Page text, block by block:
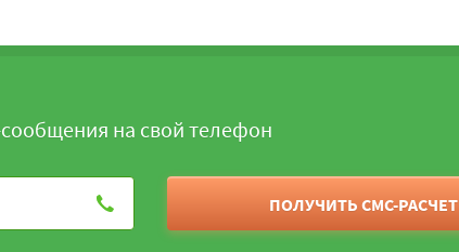
на свой телефон
ПОЛУЧИТЬ СМС-РАСЧЕТ